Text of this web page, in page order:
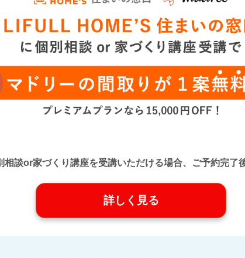
談or家づくり講座を受講いただける場合、ご予約完了
詳しく見る